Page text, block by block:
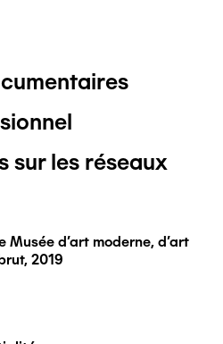
sur les réseaux
Musée d'art moderne, d'art
2019